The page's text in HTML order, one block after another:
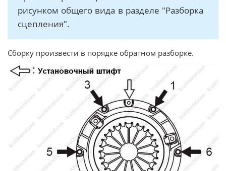
рисунком общего вида в разделе "Разборка
сцепления".
Сборку произвести в порядке обратном разборке.